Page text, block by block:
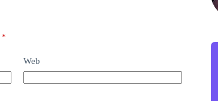
*
Web